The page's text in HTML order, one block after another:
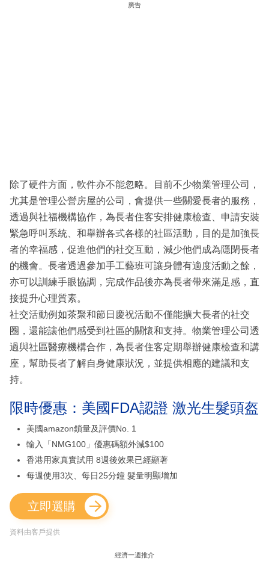
廣告
除了硬件方面，軟件亦不能忽略。目前不少物業管理公司，
尤其是管理公營房屋的公司，會提供一些關愛長者的服務，
透過與社福機構協作，為長者住客安排健康檢查、申請安裝
緊急呼叫系統、和舉辦各式各樣的社區活動，目的是加強長
者的幸福感，促進他們的社交互動，減少他們成為隱閉長者
的機會。長者透過參加手工藝班可讓身體有適度活動之餘，
亦可以訓練手眼協調，完成作品後亦為長者帶來滿足感，直
接提升心理質素。
社交活動例如茶聚和節日慶祝活動不僅能擴大長者的社交
圈，還能讓他們感受到社區的關懷和支持。物業管理公司透
過與社區醫療機構合作，為長者住客定期舉辦健康檢查和講
座，幫助長者了解自身健康狀況，並提供相應的建議和支
持。
限時優惠：美國FDA認證 激光生髮頭盔
美國amazon鎖量及評價No. 1
輸入「NMG100」優惠碼額外減$100
香港用家真實試用 8週後效果已經顯著
每週使用3次、每日25分鐘 髮量明顯增加
立即選購
資料由客戶提供
經濟一週推介